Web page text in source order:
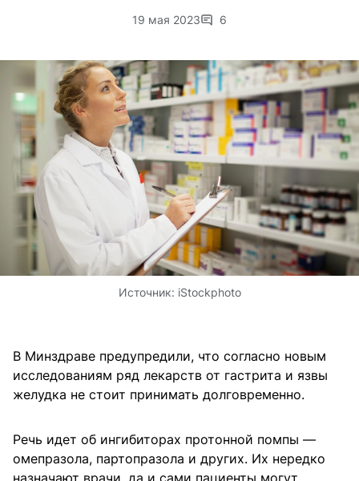
19 мая 2023 6
Источник: iStockphoto
В Минздраве предупредили, что согласно новым
исследованиям ряд лекарств от гастрита и язвы
желудка не стоит принимать долговременно.
Речь идет об ингибиторах протонной помпы —
омепразола, партопразола и других. Их нередко